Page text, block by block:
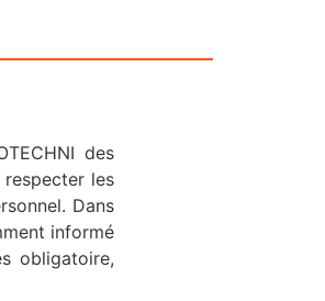
des
respecter les
Dans
informé
obligatoire,